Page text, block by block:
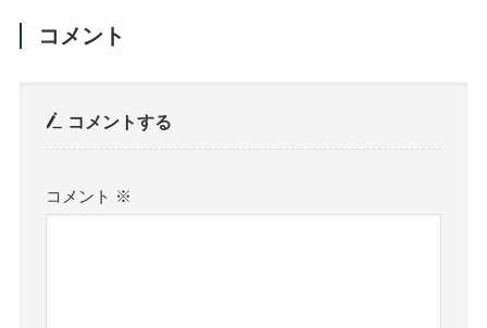
コメント
コメントする
コメント ※